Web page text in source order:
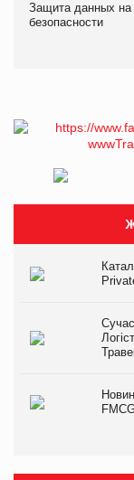
Защита данных
безопасности